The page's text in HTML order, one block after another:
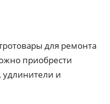
для ремонта
приобрести
удлинители и